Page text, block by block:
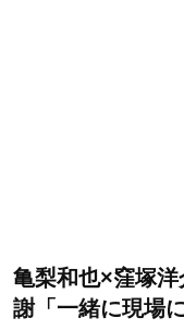
亀梨和也×窪塚
謝「一緒に現場